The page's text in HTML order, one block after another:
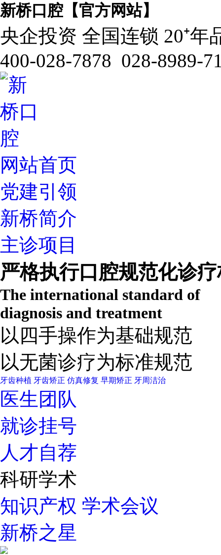
新桥口腔【官方网站】
央企投资 全国连锁 20⁺年
400-028-7878 028-8989-
网站首页
党建引领
新桥简介
主诊项目
严格执行口腔规范化诊
The international standard of
diagnosis and treatment
以四手操作为基础规范
以无菌诊疗为标准规范
牙齿种植 牙齿矫正 仿真修复 早期矫正 牙周洁治
医生团队
就诊挂号
人才自荐
科研学术
知识产权 学术会议
新桥之星